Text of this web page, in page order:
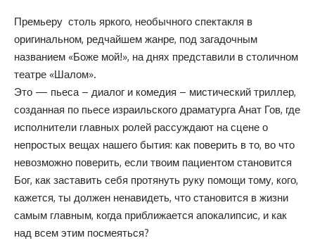
Премьеру столь яркого, необычного спектакля в
оригинальном, редчайшем жанре, под загадочным
названием «Боже мой!», на днях представили в столичном
театре «Шалом».
Это — пьеса – диалог и комедия – мистический триллер,
созданная по пьесе израильского драматурга Анат Гов, где
исполнители главных ролей рассуждают на сцене о
непростых вещах нашего бытия: как поверить в то, во что
невозможно поверить, если твоим пациентом становится
Бог, как заставить себя протянуть руку помощи тому, кого,
кажется, ты должен ненавидеть, что становится в жизни
самым главным, когда приближается апокалипсис, и как
над всем этим посмеяться?